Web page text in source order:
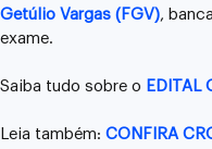
Getúlio Vargas (FGV),
exame.
Saiba tudo sobre o EDITAL
Leia também: CONFIRA